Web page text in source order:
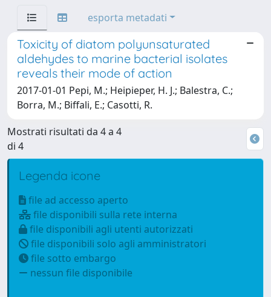
esporta metadati
Toxicity of diatom polyunsaturated
aldehydes to marine bacterial isolates
reveals their mode of action
2017-01-01 Pepi, M.; Heipieper, H. J.; Balestra, C.;
Borra, M.; Biffali, E.; Casotti, R.
Mostrati risultati da 4 a 4
di 4
Legenda icone
file ad accesso aperto
file disponibili sulla rete interna
file disponibili agli utenti autorizzati
file disponibili solo agli amministratori
file sotto embargo
nessun file disponibile